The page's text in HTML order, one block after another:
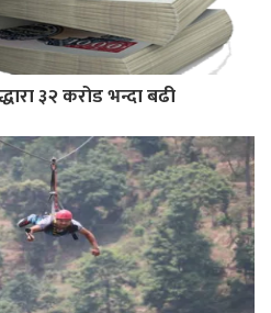
३२ करोड भन्दा बढी